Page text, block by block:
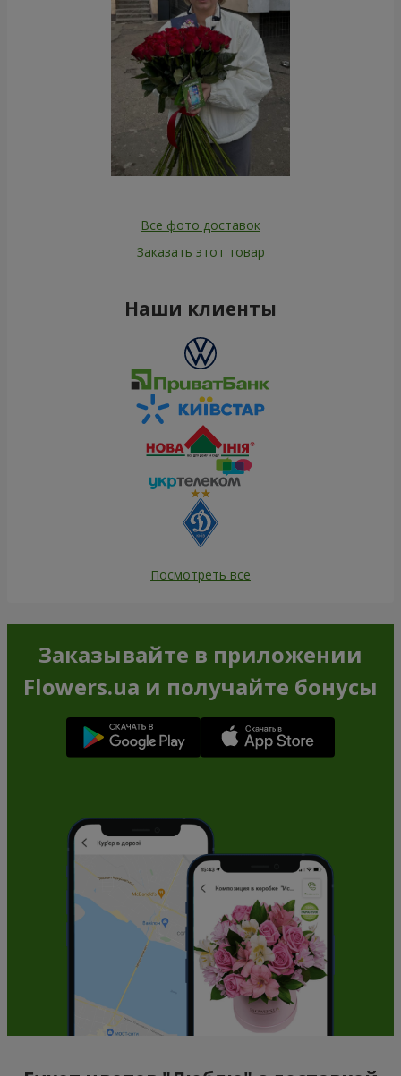
Все фото доставок
Заказать этот товар
Наши клиенты
Посмотреть все
Заказывайте в приложении
Flowers.ua и получайте бонусы